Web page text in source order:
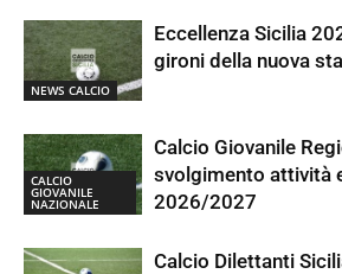
NEWS CALCIO
Eccellenza Sicilia
gironi della nuova
CALCIO
GIOVANILE
NAZIONALE
Calcio Giovanile
svolgimento attività
2026/2027
Calcio Dilettanti